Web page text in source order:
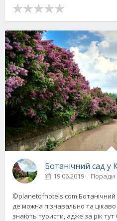
Ботанічний сад у
19.06.2019 Поради
©planetofhotels.com Ботанічний
де можна пізнавально та
знають туристи, адже за рік